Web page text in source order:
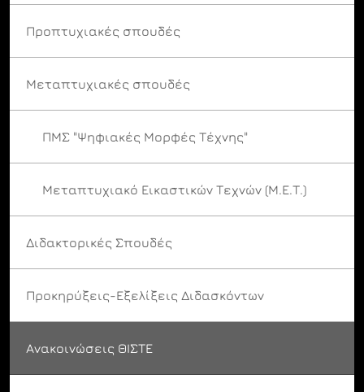
Προπτυχιακές σπουδές
Μεταπτυχιακές σπουδές
ΠΜΣ "Ψηφιακές Μορφές Τέχνης"
Μεταπτυχιακό Εικαστικών Τεχνών (Μ.Ε.Τ.)
Διδακτορικές Σπουδές
Προκηρύξεις-Εξελίξεις Διδασκόντων
Ανακοινώσεις ΘΙΣΤΕ